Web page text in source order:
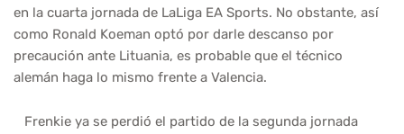
en la cuarta jornada de LaLiga EA Sports. No obstante, así
como Ronald Koeman optó por darle descanso por
precaución ante Lituania, es probable que el técnico
alemán haga lo mismo frente a Valencia.
Frenkie ya se perdió el partido de la segunda jornada